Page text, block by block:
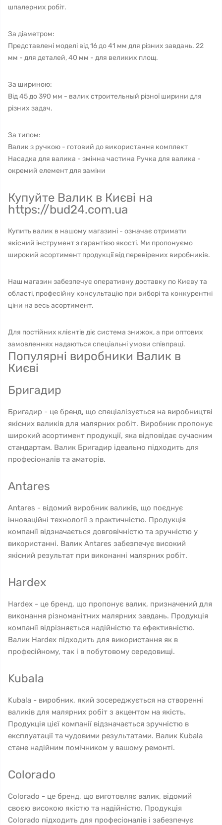
шпалерних робіт.
За діаметром:
Представлені моделі від 16 до 41 мм для різних завдань. 22
мм - для деталей, 40 мм - для великих площ.
За шириною:
Від 45 до 390 мм - валик строительный різної ширини для
різних задач.
За типом:
Валик з ручкою - готовий до використання комплект
Насадка для валика - змінна частина Ручка для валика -
окремий елемент для заміни
Купуйте Валик в Києві на
https://bud24.com.ua
Купить валик в нашому магазині - означає отримати
якісний інструмент з гарантією якості. Ми пропонуємо
широкий асортимент продукції від перевірених виробників.
Наш магазин забезпечує оперативну доставку по Києву та
області, професійну консультацію при виборі та конкурентні
ціни на весь асортимент.
Для постійних клієнтів діє система знижок, а при оптових
замовленнях надаються спеціальні умови співпраці.
Популярні виробники Валик в
Києві
Бригадир
Бригадир - це бренд, що спеціалізується на виробництві
якісних валиків для малярних робіт. Виробник пропонує
широкий асортимент продукції, яка відповідає сучасним
стандартам. Валик Бригадир ідеально підходить для
професіоналів та аматорів.
Antares
Antares - відомий виробник валиків, що поєднує
інноваційні технології з практичністю. Продукція
компанії відзначається довговічністю та зручністю у
використанні. Валик Antares забезпечує високий
якісний результат при виконанні малярних робіт.
Hardex
Hardex - це бренд, що пропонує валик, призначений для
виконання різноманітних малярних завдань. Продукція
компанії відрізняється надійністю та ефективністю.
Валик Hardex підходить для використання як в
професійному, так і в побутовому середовищі.
Kubala
Kubala - виробник, який зосереджується на створенні
валиків для малярних робіт з акцентом на якість.
Продукція цієї компанії відзначається зручністю в
експлуатації та чудовими результатами. Валик Kubala
стане надійним помічником у вашому ремонті.
Colorado
Colorado - це бренд, що виготовляє валик, відомий
своєю високою якістю та надійністю. Продукція
Colorado підходить для професіоналів і забезпечує